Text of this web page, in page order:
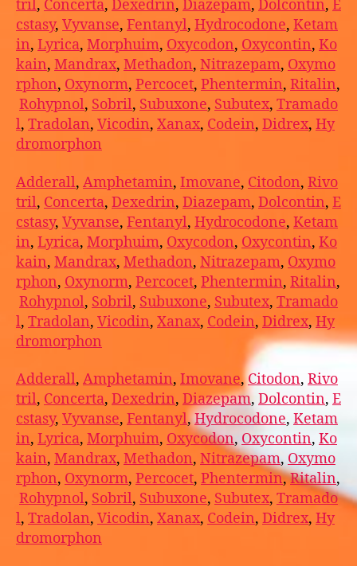
tril, Concerta, Dexedrin, Diazepam, Dolcontin, E
cstasy, Vyvanse, Fentanyl, Hydrocodone, Ketam
in, Lyrica, Morphuim, Oxycodon, Oxycontin, Ko
kain, Mandrax, Methadon, Nitrazepam, Oxymo
rphon, Oxynorm, Percocet, Phentermin, Ritalin,
Rohypnol, Sobril, Subuxone, Subutex, Tramado
l, Tradolan, Vicodin, Xanax, Codein, Didrex, Hy
dromorphon
Adderall, Amphetamin, Imovane, Citodon, Rivo
tril, Concerta, Dexedrin, Diazepam, Dolcontin, E
cstasy, Vyvanse, Fentanyl, Hydrocodone, Ketam
in, Lyrica, Morphuim, Oxycodon, Oxycontin, Ko
kain, Mandrax, Methadon, Nitrazepam, Oxymo
rphon, Oxynorm, Percocet, Phentermin, Ritalin,
Rohypnol, Sobril, Subuxone, Subutex, Tramado
l, Tradolan, Vicodin, Xanax, Codein, Didrex,Hy
dromorphon
Adderall, Amphetamin, Imovane, Citodon, Rivo
tril, Concerta, Dexedrin, Diazepam, Dolcontin, E
cstasy, Vyvanse, Fentanyl,Hydrocodone, Ketam
in, Lyrica, Morphuim, Oxycodon, Oxycontin, Ko
kain, Mandrax, Methadon, Nitrazepam, Oxymo
rphon, Oxynorm, Percocet, Phentermin,Ritalin,
Rohypnol, Sobril, Subuxone, Subutex, Tramado
l, Tradolan, Vicodin, Xanax, Codein, Didrex, Hy
dromorphon